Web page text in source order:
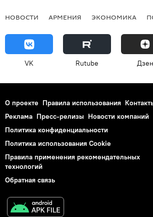
НОВОСТИ АРМЕНИЯ ЭКОНОМИКА
VK Rutube Дзен
О проекте Правила использования
Реклама Пресс-релизы Новости компаний
Политика конфиденциальности
Политика использования Cookie
Правила применения рекомендательных
технологий
Обратная связь